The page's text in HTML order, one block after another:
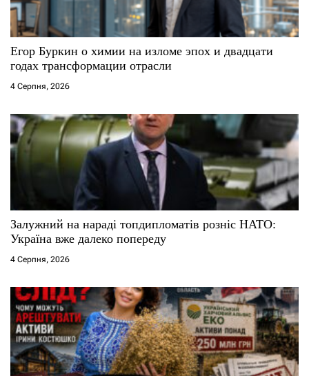
Егор Буркин о химии на изломе эпох и двадцати
годах трансформации отрасли
4 Серпня, 2026
Залужний на нараді топдипломатів розніс НАТО:
Україна вже далеко попереду
4 Серпня, 2026